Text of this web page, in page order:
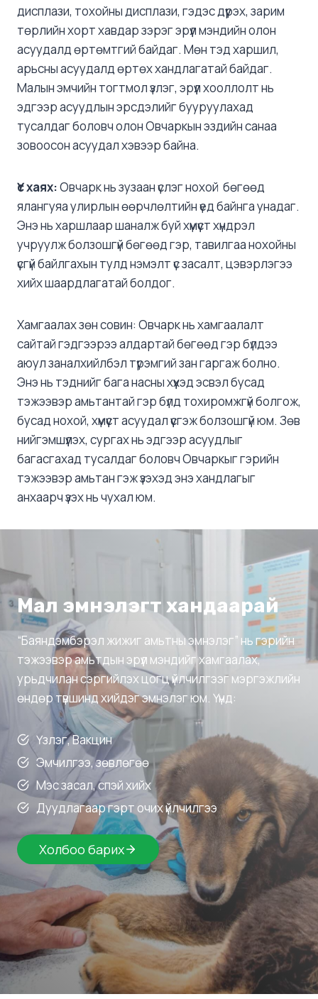
дисплази, тохойны дисплази, гэдэс дүүрэх, зарим
төрлийн хорт хавдар зэрэг эрүүл мэндийн олон
асуудалд өртөмтгий байдаг. Мөн тэд харшил,
арьсны асуудалд өртөх хандлагатай байдаг.
Малын эмчийн тогтмол үзлэг, эрүүл хооллолт нь
эдгээр асуудлын эрсдэлийг бууруулахад
тусалдаг боловч олон Овчаркын эздийн санаа
зовоосон асуудал хэвээр байна.
Үс хаях:Овчарк нь зузаан үслэг нохой бөгөөд
ялангуяа улирлын өөрчлөлтийн үед байнга унадаг.
Энэ нь харшлаар шаналж буй хүмүүст хүндрэл
учруулж болзошгүй бөгөөд гэр, тавилгаа нохойны
үсгүй байлгахын тулд нэмэлт үс засалт, цэвэрлэгээ
хийх шаардлагатай болдог.
Хамгаалах зөн совин: Овчарк нь хамгаалалт
сайтай гэдгээрээ алдартай бөгөөд гэр бүлдээ
аюул заналхийлбэл түрэмгий зан гаргаж болно.
Энэ нь тэднийг бага насны хүүхэд эсвэл бусад
тэжээвэр амьтантай гэр бүлд тохиромжгүй болгож,
бусад нохой, хүмүүст асуудал үүсгэж болзошгүй юм. Зөв
нийгэмшүүлэх, сургах нь эдгээр асуудлыг
багасгахад тусалдаг боловч Овчаркыг гэрийн
тэжээвэр амьтан гэж үзэхэд энэ хандлагыг
анхаарч үзэх нь чухал юм.
Мал эмнэлэгт хандаарай
“Баяндэмбэрэл жижиг амьтны эмнэлэг” нь гэрийн
тэжээвэр амьтдын эрүүл мэндийг хамгаалах,
урьдчилан сэргийлэх цогц үйлчилгээг мэргэжлийн
өндөр түвшинд хийдэг эмнэлэг юм. Үүнд:
Үзлэг, Вакцин
Эмчилгээ, зөвлөгөө
Мэс засал, спэй хийх
Дуудлагаар гэрт очих үйлчилгээ
Холбоо барих